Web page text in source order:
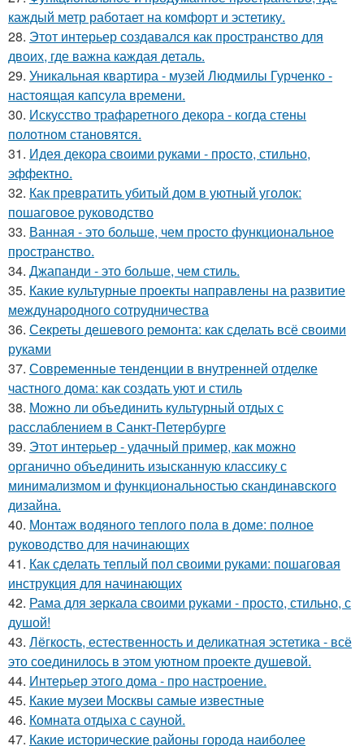
каждый метр работает на комфорт и эстетику.
28. Этот интерьер создавался как пространство для
двоих, где важна каждая деталь.
29. Уникальная квартира - музей Людмилы Гурченко -
настоящая капсула времени.
30. Искусство трафаретного декора - когда стены
полотном становятся.
31. Идея декора своими руками - просто, стильно,
эффектно.
32. Как превратить убитый дом в уютный уголок:
пошаговое руководство
33. Ванная - это больше, чем просто функциональное
пространство.
34. Джапанди - это больше, чем стиль.
35. Какие культурные проекты направлены на развитие
международного сотрудничества
36. Секреты дешевого ремонта: как сделать всё своими
руками
37. Современные тенденции в внутренней отделке
частного дома: как создать уют и стиль
38. Можно ли объединить культурный отдых с
расслаблением в Санкт-Петербурге
39. Этот интерьер - удачный пример, как можно
органично объединить изысканную классику с
минимализмом и функциональностью скандинавского
дизайна.
40. Монтаж водяного теплого пола в доме: полное
руководство для начинающих
41. Как сделать теплый пол своими руками: пошаговая
инструкция для начинающих
42. Рама для зеркала своими руками - просто, стильно, с
душой!
43. Лёгкость, естественность и деликатная эстетика - всё
это соединилось в этом уютном проекте душевой.
44. Интерьер этого дома - про настроение.
45. Какие музеи Москвы самые известные
46. Комната отдыха с сауной.
47. Какие исторические районы города наиболее